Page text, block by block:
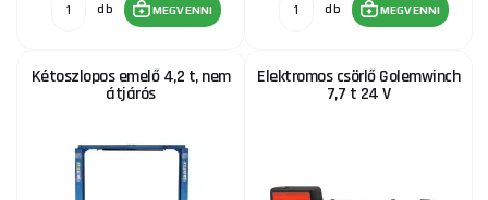
db MEGVENNI db MEGVENNI
Kétoszlopos emelő 4,2 t, nem
átjárós
Elektromos csörlő Golemwinch
7,7 t 24 V